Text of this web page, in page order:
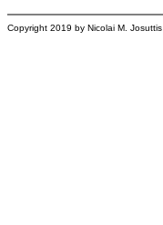
Copyright 2019 by Nicolai M. Josuttis